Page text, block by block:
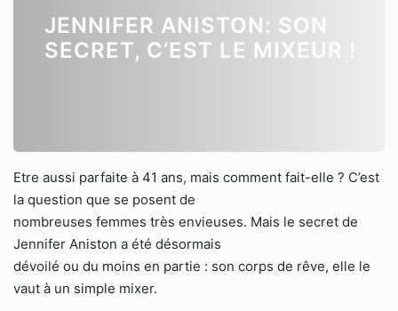
JENNIFER ANISTON: SON
SECRET, C’EST LE MIXEUR !
Etre aussi parfaite à 41 ans, mais comment fait-elle ? C’est
la question que se posent de
nombreuses femmes très envieuses. Mais le secret de
Jennifer Aniston a été désormais
dévoilé ou du moins en partie : son corps de rêve, elle le
vaut à un simple mixer.